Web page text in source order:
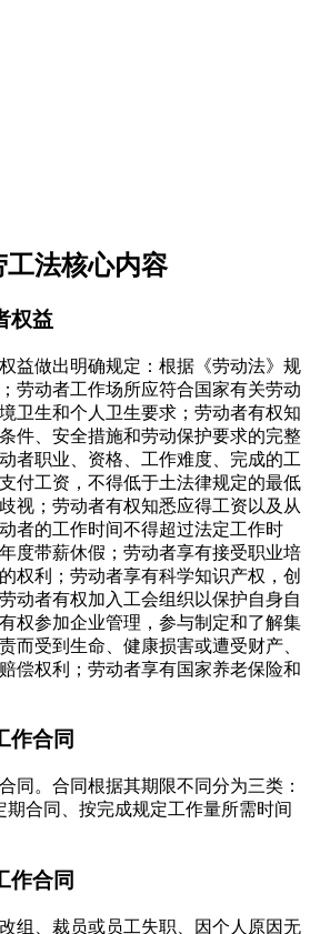
法核心内容
权益
益做出明确规定：根据《劳动法》规
劳动者工作场所应符合国家有关劳动
卫生和个人卫生要求；劳动者有权知
件、安全措施和劳动保护要求的完整
者职业、资格、工作难度、完成的工
付工资，不得低于土法律规定的最低
视；劳动者有权知悉应得工资以及从
者的工作时间不得超过法定工作时
度带薪休假；劳动者享有接受职业培
权利；劳动者享有科学知识产权，创
动者有权加入工会组织以保护自身自
权参加企业管理，参与制定和了解集
而受到生命、健康损害或遭受财产、
偿权利；劳动者享有国家养老保险和
作合同
同。合同根据其期限不同分为三类：
期合同、按完成规定工作量所需时间
作合同
组、裁员或员工失职、因个人原因无